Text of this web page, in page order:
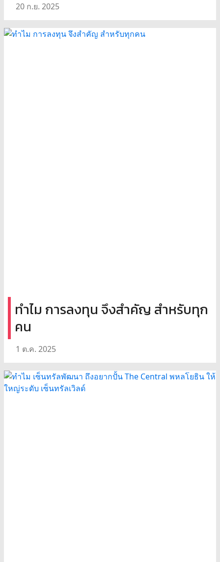
20 ก.ย. 2025
ทำไม การลงทุน จึงสำคัญ สำหรับทุก
คน
1 ต.ค. 2025